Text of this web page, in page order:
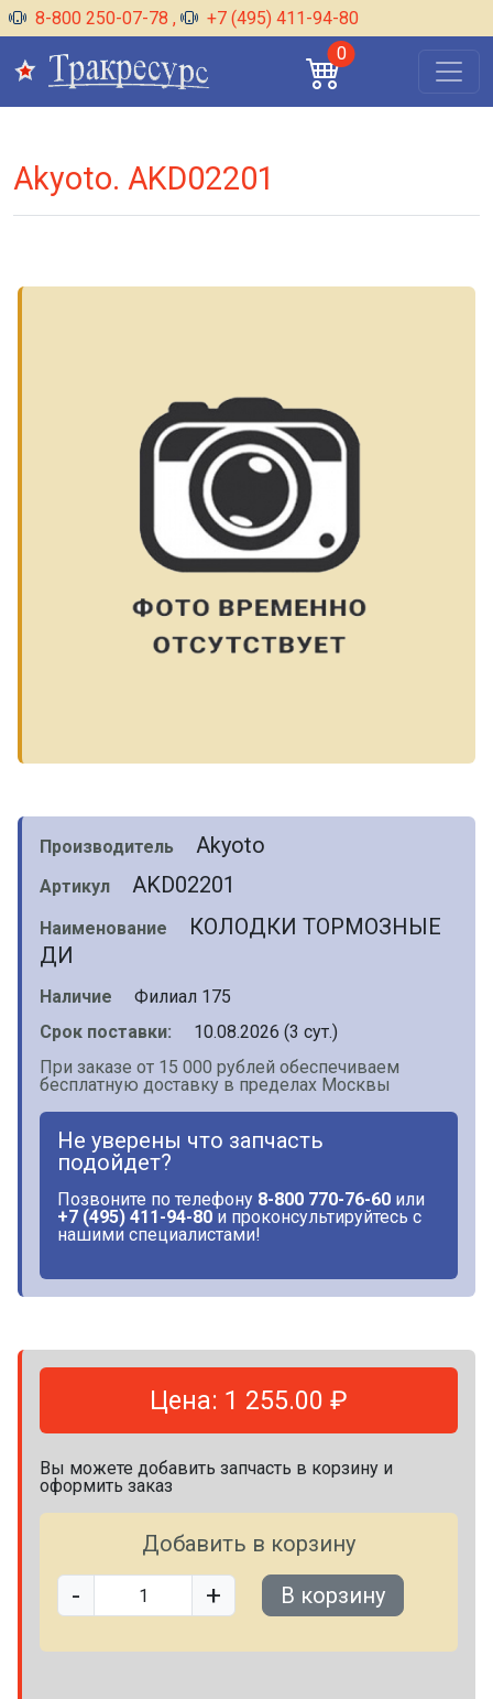
8-800 250-07-78 ,
+7 (495) 411-94-80
0
Akyoto. AKD02201
Производитель Akyoto
Артикул AKD02201
Наименование
КОЛОДКИ ТОРМОЗНЫЕ
ДИ
Наличие
Филиал 175
Срок поставки:
10.08.2026 (3 сут.)
При заказе от 15 000 рублей обеспечиваем
бесплатную доставку в пределах Москвы
Не уверены что запчасть
подойдет?
Позвоните по телефону 8-800 770-76-60 или
+7 (495) 411-94-80 и проконсультируйтесь с
нашими специалистами!
Цена: 1 255.00 ₽
Вы можете добавить запчасть в корзину и
оформить заказ
Добавить в корзину
- + В корзину